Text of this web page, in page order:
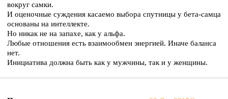
вокруг самки.
И оценочные суждения касаемо выбора спутницы у бета-самца
основаны на интеллекте.
Но никак не на запахе, как у альфа.
Любые отношения есть взаимообмен энергией. Иначе баланса
нет.
Инициатива должна быть как у мужчины, так и у женщины.